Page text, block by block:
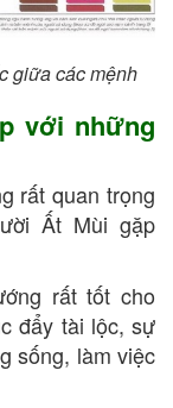
giữa các mệnh
với những
rất quan trọng
Ất Mùi gặp
rất tốt cho
đẩy tài lộc, sự
sống, làm việc